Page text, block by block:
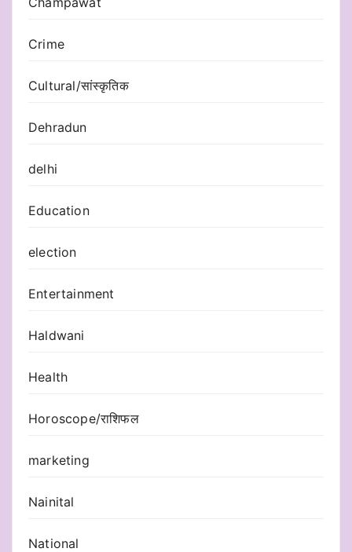
Crime
Cultural/सांस्कृतिक
Dehradun
delhi
Education
election
Entertainment
Haldwani
Health
Horoscope/राशिफल
marketing
Nainital
National